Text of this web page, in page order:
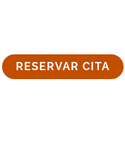
RESERVAR CITA